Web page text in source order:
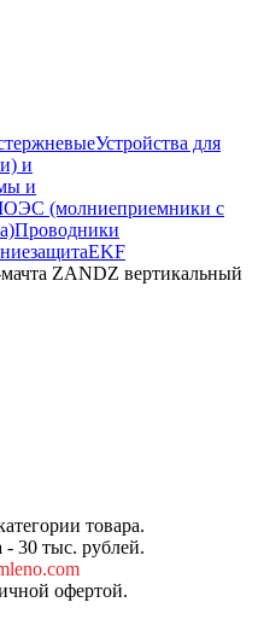
Устройства для
и
и
(молниеприемники с
Проводники
EKF
ZANDZ вертикальный
товара.
- 30 тыс. рублей.
офертой.